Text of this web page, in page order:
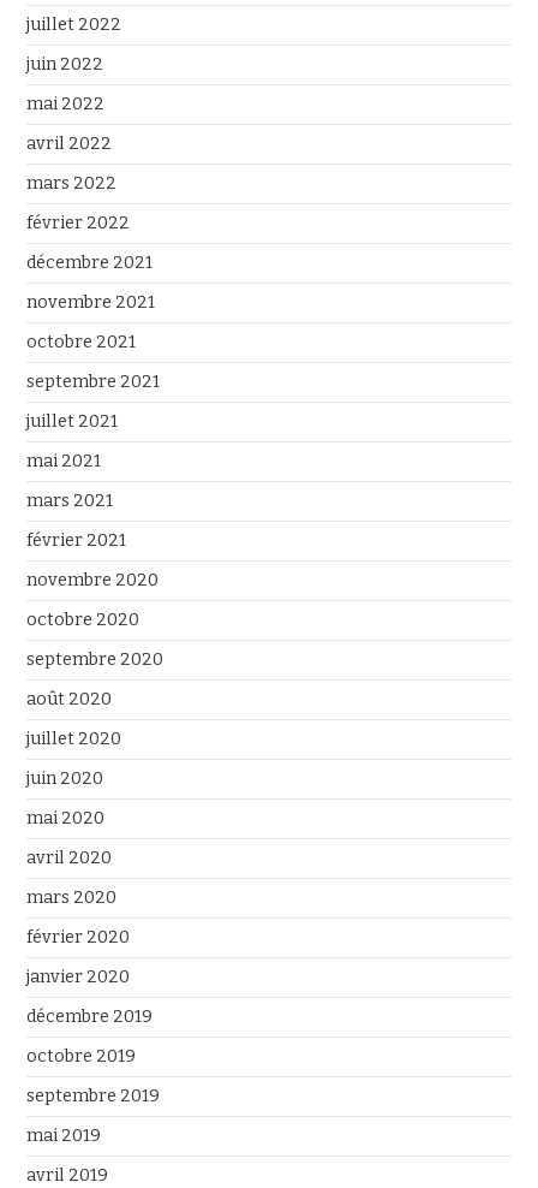
juillet 2022
juin 2022
mai 2022
avril 2022
mars 2022
février 2022
décembre 2021
novembre 2021
octobre 2021
septembre 2021
juillet 2021
mai 2021
mars 2021
février 2021
novembre 2020
octobre 2020
septembre 2020
août 2020
juillet 2020
juin 2020
mai 2020
avril 2020
mars 2020
février 2020
janvier 2020
décembre 2019
octobre 2019
septembre 2019
mai 2019
avril 2019